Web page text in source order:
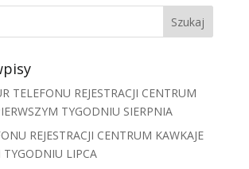
TELEFONU REJESTRACJI CENTRUM
TYGODNIU SIERPNIA
REJESTRACJI CENTRUM KAWKAJE
LIPCA